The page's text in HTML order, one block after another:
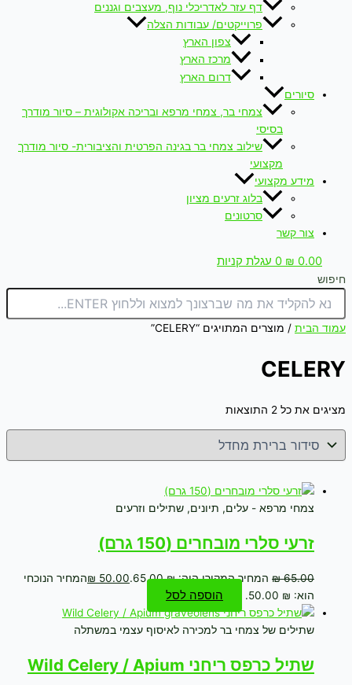
דף עזר לאדריכלי נוף, מעצבים וגננים
פרוייקטים/ עבודות הצלה
צפון הארץ
מרכז הארץ
דרום הארץ
סיורים
צמחי בר, צמחי מרפא ובריכה אקולוגית – סיור מודרך
בסיסי
שילוב צמחי בר בגינה הפרטית והציבורית- סיור מודרך
מקצועי
מידע מקצועי
בלוג זרעים מציון
סרטונים
צור קשר
₪ 0.00
0 עגלת קניות
חיפוש
עמוד הבית / מוצרים המתויגים “CELERY”
CELERY
מציגים את כל ⁦2⁩ התוצאות
צמחי מרפא - עלים, תיונים, שתילים וזרעים
זרעי סלרי מובחרים (150 גרם)
₪65.00 המחיר המקורי היה: ₪ 65.00. ₪ 50.00
המחיר הנוכחי
הוא: ₪ 50.00.
הוספה לסל
שתילים של צמחי בר למכירה לאיסוף עצמי במשתלה
שתיל כרפס ריחני Wild Celery / Apium